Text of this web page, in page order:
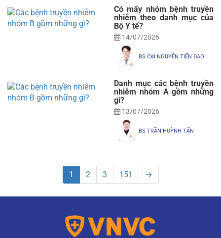
Có mấy nhóm bệnh truyền
nhiễm theo danh mục của
Bộ Y tế?
14/07/2026
BS.CKI NGUYỄN TIẾN ĐẠO
Danh mục các bệnh truyền
nhiễm nhóm A gồm những
gì?
13/07/2026
BS TRẦN HUỲNH TẤN
1 2 3 151 →